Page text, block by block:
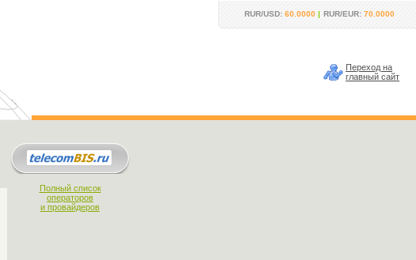
RUR/USD: 60.0000 | RUR/EUR: 70.0000
Переход на
главный сайт
Полный список
операторов
и провайдеров